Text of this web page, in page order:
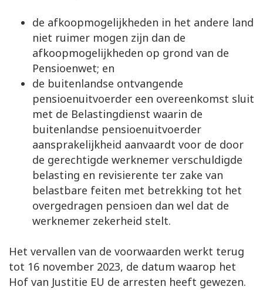
de afkoopmogelijkheden in het andere land
niet ruimer mogen zijn dan de
afkoopmogelijkheden op grond van de
Pensioenwet; en
de buitenlandse ontvangende
pensioenuitvoerder een overeenkomst sluit
met de Belastingdienst waarin de
buitenlandse pensioenuitvoerder
aansprakelijkheid aanvaardt voor de door
de gerechtigde werknemer verschuldigde
belasting en revisierente ter zake van
belastbare feiten met betrekking tot het
overgedragen pensioen dan wel dat de
werknemer zekerheid stelt.
Het vervallen van de voorwaarden werkt terug
tot 16 november 2023, de datum waarop het
Hof van Justitie EU de arresten heeft gewezen.